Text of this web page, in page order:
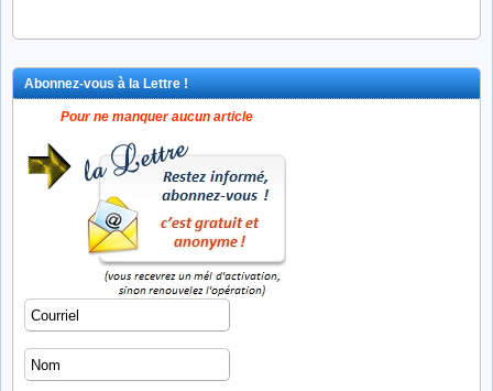
Abonnez-vous à la Lettre !
Pour ne manquer aucun article